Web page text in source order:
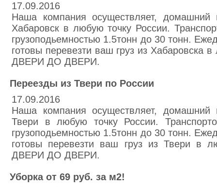
17.09.2016
Наша компания осуществляет, домашний
Хабаровск в любую точку России.
грузоподьемностью 1.5тонн до 30 тонн.
готовы перевезти ваш груз из Хабаровска
ДВЕРИ ДО ДВЕРИ.
Переезды из Твери по России
17.09.2016
Наша компания осуществляет, домашний
Твери в любую точку России.
грузоподьемностью 1.5тонн до 30 тонн.
готовы перевезти ваш груз из Твери в
ДВЕРИ ДО ДВЕРИ.
Уборка от 69 руб. за м2!